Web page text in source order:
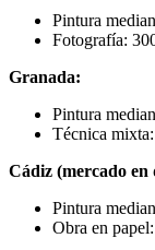
Pintura
Fotografía:
Granada:
Pintura
Técnica
Cádiz (mercado en
Pintura
Obra en